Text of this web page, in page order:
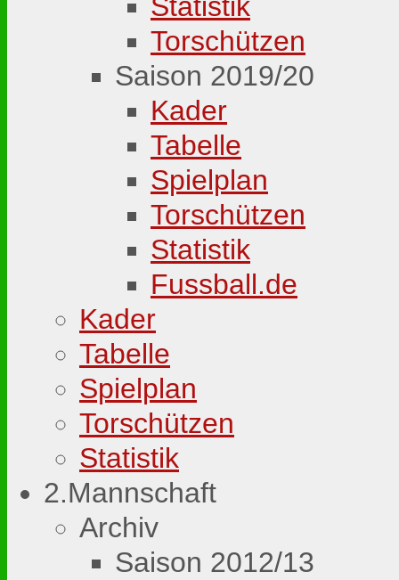
Torschützen
Saison 2019/20
Kader
Tabelle
Spielplan
Torschützen
Statistik
Fussball.de
Kader
Tabelle
Spielplan
Torschützen
Statistik
2.Mannschaft
Archiv
Saison 2012/13